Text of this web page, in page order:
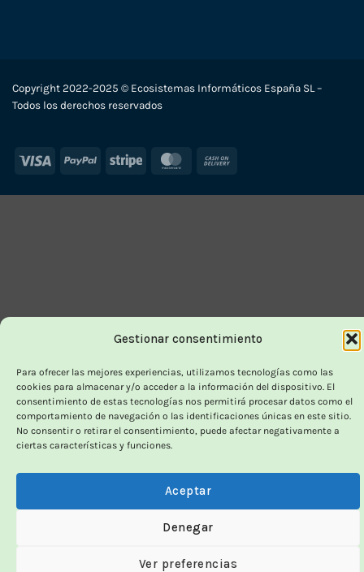
Gestionar consentimiento
Para ofrecer las mejores experiencias, utilizamos tecnologías como las
cookies para almacenar y/o acceder a la información del dispositivo. El
consentimiento de estas tecnologías nos permitirá procesar datos como el
comportamiento de navegación o las identificaciones únicas en este sitio.
No consentir o retirar el consentimiento, puede afectar negativamente a
ciertas características y funciones.
Aceptar
Denegar
Ver preferencias
Copyright 2022-2025 © Ecosistemas Informáticos España SL –
Todos los derechos reservados
Visa PayPal Stripe MasterCard